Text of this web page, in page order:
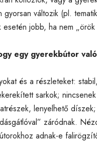
változik (pl.
esetén jobb, ha nem
egy gyerekbútor
és a részleteket:
sarkok;
lenyelhető
záródnak.
adnak-e